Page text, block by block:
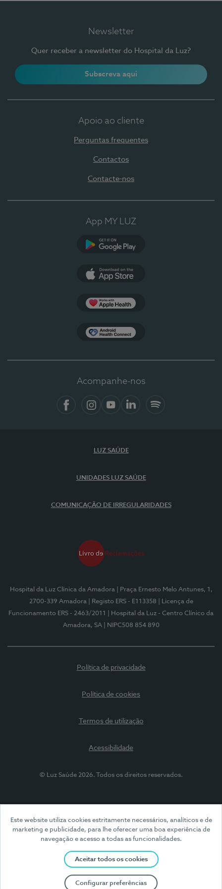
Este website utiliza cookies estritamente necessários, analíticos e de
marketing e publicidade, para lhe oferecer uma boa experiência de
navegação e acesso a todas as funcionalidades.
Aceitar todos os cookies
Configurar preferências
Newsletter
Quer receber a newsletter do Hospital da Luz?
Subscreva aqui
Apoio ao cliente
Perguntas frequentes
Contactos
Contacte-nos
App MY LUZ
Acompanhe-nos
LUZ SAÚDE
UNIDADES LUZ SAÚDE
COMUNICAÇÃO DE IRREGULARIDADES
Hospital da Luz Clínica da Amadora
| Praça Ernesto Melo Antunes, 1,
2700-339 Amadora
| Registo ERS - E113358
| Licença de
Funcionamento ERS - 2463/2011
| Hospital da Luz - Centro Clínico da
Amadora, SA
| NIPC508 854 890
Política de privacidade
Política de cookies
Termos de utilização
Acessibilidade
© Luz Saúde 2026. Todos os direitos reservados.